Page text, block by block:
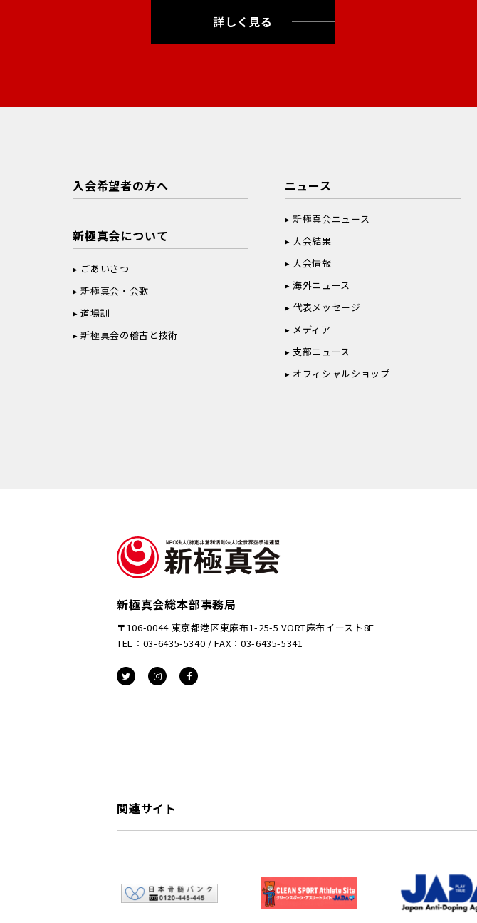
詳しく見る
入会希望者の方へ
新極真会について
ごあいさつ
新極真会・会歌
道場訓
新極真会の稽古と技術
ニュース
新極真会ニュース
大会結果
大会情報
海外ニュース
代表メッセージ
メディア
支部ニュース
オフィシャルショップ
新極真会総本部事務局
〒106-0044 東京都港区東麻布1-25-5 VORT麻布イースト8F
TEL：03-6435-5340 / FAX：03-6435-5341
関連サイト